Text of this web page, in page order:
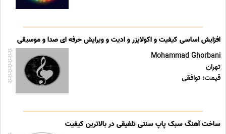
افزایش اساسی کیفیت و اکولایزر و ادیت و ویرایش حرفه ای صدا و موسیقی
Mohammad Ghorbani
تهران
قیمت: توافقی
ساخت آهنگ سبک پاپ سنتی تلفیقی در بالاترین کیفیت